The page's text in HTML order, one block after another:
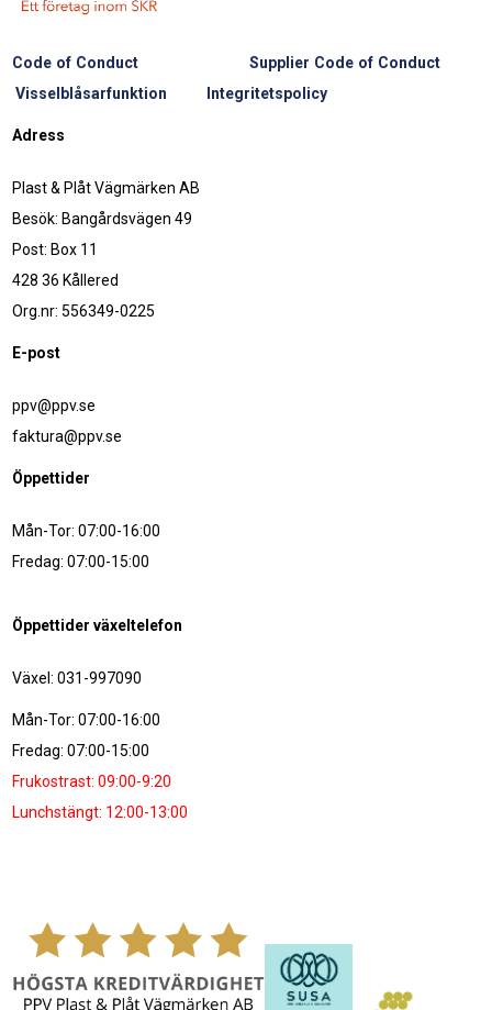
Code of Conduct
Supplier Code of Conduct
Visselblåsarfunktion
Integritetspolicy
Adress
Plast & Plåt Vägmärken AB
Besök: Bangårdsvägen 49
Post: Box 11
428 36 Kållered
Org.nr: 556349-0225
E-post
ppv@ppv.se
faktura@ppv.se
Öppettider
Mån-Tor: 07:00-16:00
Fredag: 07:00-15:00
Öppettider växeltelefon
Växel: 031-997090
Mån-Tor: 07:00-16:00
Fredag: 07:00-15:00
Frukostrast: 09:00-9:20
Lunchstängt: 12:00-13:00